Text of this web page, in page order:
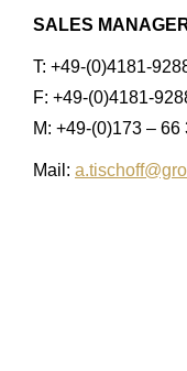
SALES
T: +49-(0)4181-
F: +49-(0)4181-
M: +49-(0)173 – 66
Mail: